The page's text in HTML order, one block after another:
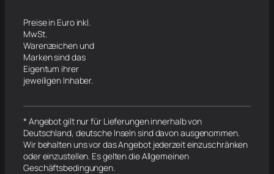
Preise in Euro inkl.
MwSt.
Warenzeichen und
Marken sind das
Eigentum ihrer
jeweiligen Inhaber.
* Angebot gilt nur für Lieferungen innerhalb von
Deutschland, deutsche Inseln sind davon ausgenommen.
Wir behalten uns vor das Angebot jederzeit einzuschränken
oder einzustellen. Es gelten die Allgemeinen
Geschäftsbedingungen.